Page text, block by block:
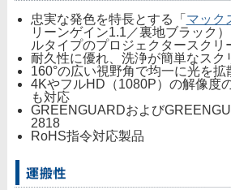
忠実な発色を特長とする「 マック
リーンゲイン1.1／裏地ブラック
ルタイプのプロジェクタースクリ
耐久性に優れ、洗浄が簡単なスク
160°の広い視野角で均一に光を拡
4KやフルHD（1080P）の解像度
も対応
GREENGUARDおよび
2818
RoHS指令対応製品